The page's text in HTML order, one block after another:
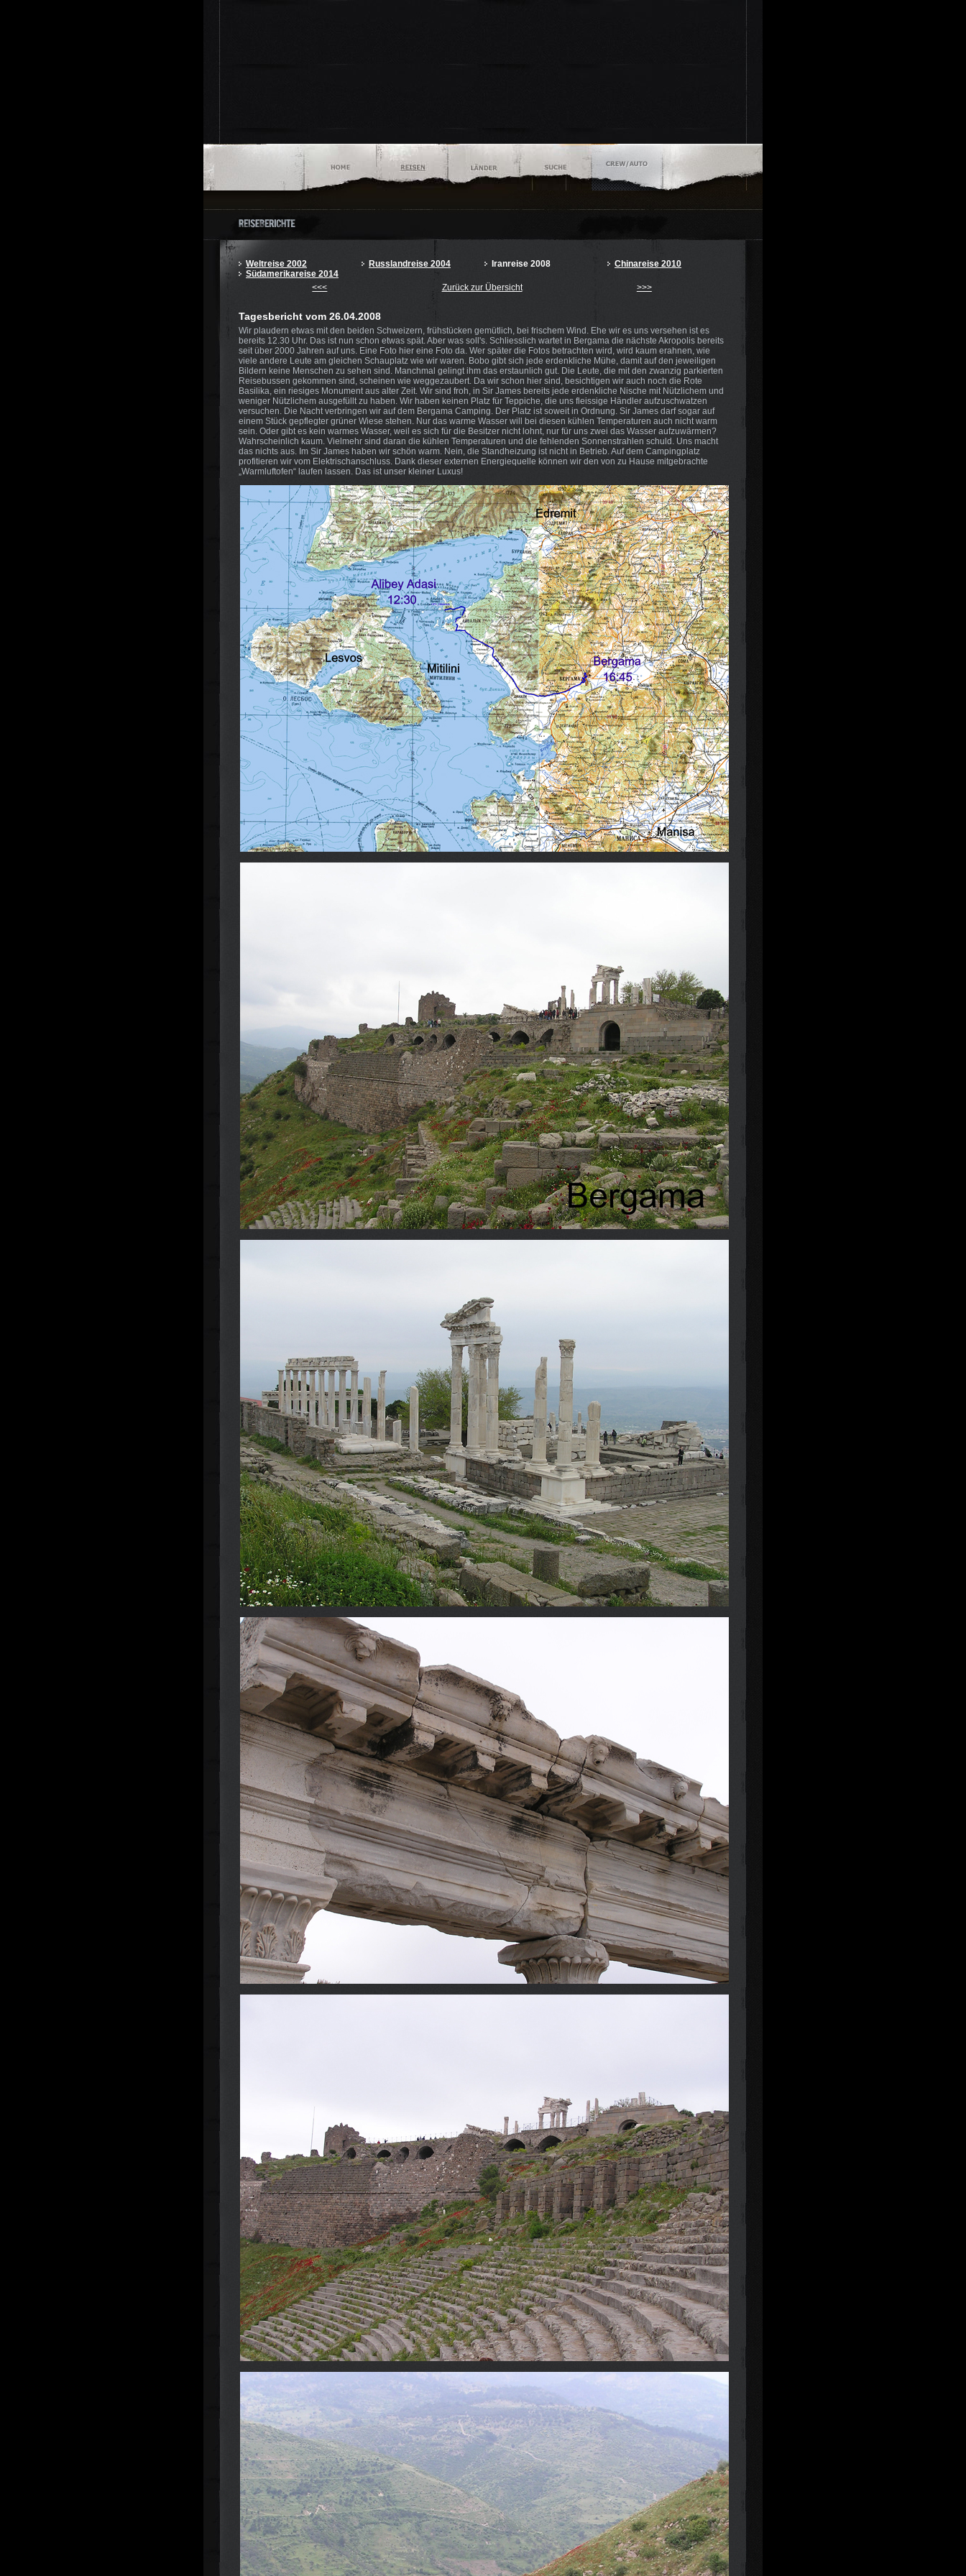
Weltreise 2002 Russlandreise 2004 Iranreise 2008
Chinareise 2010
Südamerikareise 2014
<<<
Zurück zur Übersicht >>>
Tagesbericht vom 26.04.2008
Wir plaudern etwas mit den beiden Schweizern, frühstücken gemütlich, bei frischem Wind. Ehe wir es uns versehen ist es
bereits 12.30 Uhr. Das ist nun schon etwas spät. Aber was soll's. Schliesslich wartet in Bergama die nächste Akropolis bereits
seit über 2000 Jahren auf uns. Eine Foto hier eine Foto da. Wer später die Fotos betrachten wird, wird kaum erahnen, wie
viele andere Leute am gleichen Schauplatz wie wir waren. Bobo gibt sich jede erdenkliche Mühe, damit auf den jeweiligen
Bildern keine Menschen zu sehen sind. Manchmal gelingt ihm das erstaunlich gut. Die Leute, die mit den zwanzig parkierten
Reisebussen gekommen sind, scheinen wie weggezaubert. Da wir schon hier sind, besichtigen wir auch noch die Rote
Basilika, ein riesiges Monument aus alter Zeit. Wir sind froh, in Sir James bereits jede erdenkliche Nische mit Nützlichem und
weniger Nützlichem ausgefüllt zu haben. Wir haben keinen Platz für Teppiche, die uns fleissige Händler aufzuschwatzen
versuchen. Die Nacht verbringen wir auf dem Bergama Camping. Der Platz ist soweit in Ordnung. Sir James darf sogar auf
einem Stück gepflegter grüner Wiese stehen. Nur das warme Wasser will bei diesen kühlen Temperaturen auch nicht warm
sein. Oder gibt es kein warmes Wasser, weil es sich für die Besitzer nicht lohnt, nur für uns zwei das Wasser aufzuwärmen?
Wahrscheinlich kaum. Vielmehr sind daran die kühlen Temperaturen und die fehlenden Sonnenstrahlen schuld. Uns macht
das nichts aus. Im Sir James haben wir schön warm. Nein, die Standheizung ist nicht in Betrieb. Auf dem Campingplatz
profitieren wir vom Elektrischanschluss. Dank dieser externen Energiequelle können wir den von zu Hause mitgebrachte
„Warmluftofen“ laufen lassen. Das ist unser kleiner Luxus!